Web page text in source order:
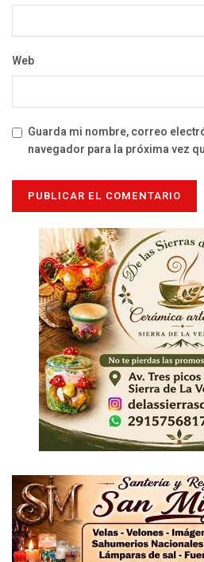
Web
Guarda mi nombre, correo
navegador para la próxima vez